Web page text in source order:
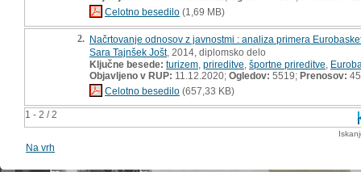
1 - 2 / 2
Celotno besedilo (1,69 MB)
2. Načrtovanje odnosov z javnostmi : analiza primera
Sara Tajnšek Jošt, 2014, diplomsko delo
Ključne besede: turizem prireditve športne prireditve
Objavljeno v RUP: 11.12.2020; Ogledov: 5519; Prenosov: 45
Celotno besedilo (657,33 KB)
Na vrh